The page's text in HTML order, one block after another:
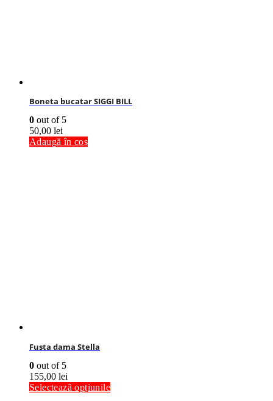
Boneta bucatar SIGGI BILL
0 out of 5
50,00 lei
Adaugă în coș
Fusta dama Stella
0 out of 5
155,00 lei
Selectează opțiunile